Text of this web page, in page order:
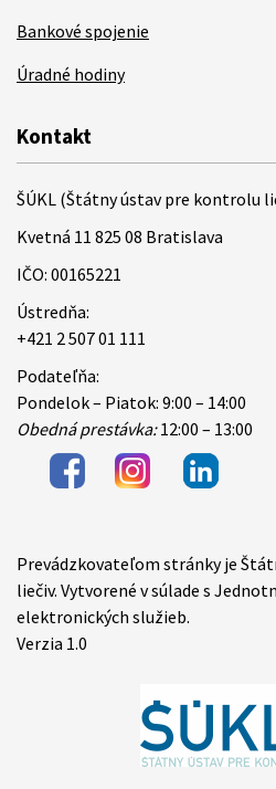
Bankové spojenie
Úradné hodiny
Kontakt
ŠÚKL (Štátny ústav pre kontrolu
Kvetná 11 825 08 Bratislava
IČO: 00165221
Ústredňa:
+421 2 507 01 111
Podateľňa:
Pondelok – Piatok: 9:00 – 14:00
Obedná prestávka:12:00 – 13:00
Items
Prevádzkovateľom stránky je
liečiv. Vytvorené v súlade s
elektronických služieb.
Verzia 1.0